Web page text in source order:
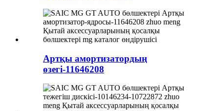
Артқы амортизатордың
өзегі-11646208